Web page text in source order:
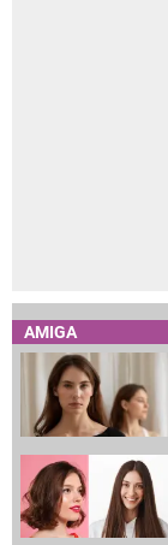
AMIGA